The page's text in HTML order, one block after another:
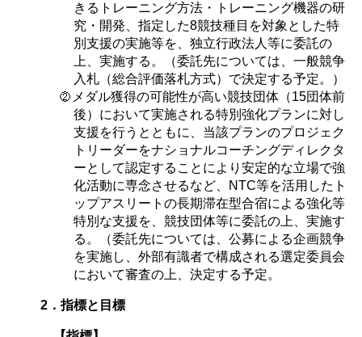
きるトレーニング方法・トレーニング機器の研
究・開発、指定した8競技種目を対象とした特
別支援の実施等を、独立行政法人等に委託の
上、実施する。（委託先については、一般競争
入札（総合評価落札方式）で決定する予定。）
メダル獲得の可能性が高い競技団体（15団体前
後）において実施される特別強化プランに対し
支援を行うとともに、当該プランのプロジェク
トリーダーをナショナルコーチングディレクタ
ーとして認定することにより安定的な立場で強
化活動に専念させるなど、NTC等を活用したト
ップアスリートの長期滞在型合宿による強化等
特別な支援を、競技団体等に委託の上、実施す
る。（委託先については、公募による企画競争
を実施し、外部有識者で構成される選定委員会
において審査の上、決定する予定。
2．指標と目標